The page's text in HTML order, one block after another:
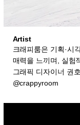
Artist
크래피룸은 기획·시
매력을 느끼며, 실험
그래픽 디자이너 권
@crappyroom